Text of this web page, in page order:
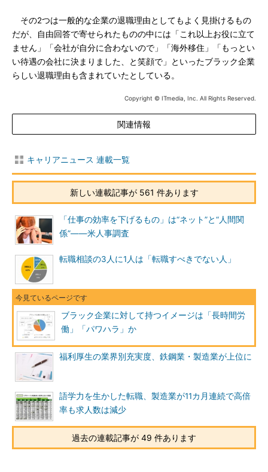
その2つは一般的な企業の退職理由としてもよく見掛けるもの
だが、自由回答で寄せられたものの中には「これ以上お役に立て
ません」「会社が自分に合わないので」「海外移住」「もっとい
い待遇の会社に決まりました、と笑顔で」といったブラック企業
らしい退職理由も含まれていたとしている。
Copyright © ITmedia, Inc. All Rights Reserved.
関連情報
キャリアニュース 連載一覧
新しい連載記事が 561 件あります
「仕事の効率を下げるもの」は“ネット”と“人間関
係”――米人事調査
転職相談の3人に1人は「転職すべきでない人」
ブラック企業に対して持つイメージは「長時間労
働」「パワハラ」か
福利厚生の業界別充実度、鉄鋼業・製造業が上位に
語学力を生かした転職、製造業が11カ月連続で高倍
率も求人数は減少
過去の連載記事が 49 件あります